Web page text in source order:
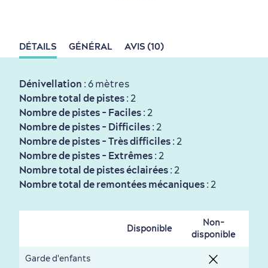
Première visite
Histoire vivante
en amoureux
au petit-déjeuner
Croisières internationales
DÉTAILS GÉNÉRAL AVIS (10)
Dénivellation : 6 mètres
Nombre total de pistes : 2
Nombre de pistes - Faciles : 2
Nombre de pistes - Difficiles : 2
Nombre de pistes - Très difficiles : 2
Nombre de pistes - Extrêmes : 2
Nombre total de pistes éclairées : 2
Nombre total de remontées mécaniques : 2
Disponible
Non-
disponible
Garde d'enfants